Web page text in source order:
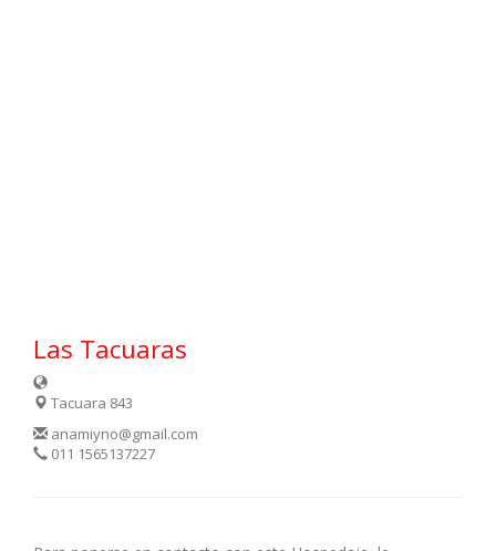
Las Tacuaras
Tacuara 843
anamiyno@gmail.com
011 1565137227